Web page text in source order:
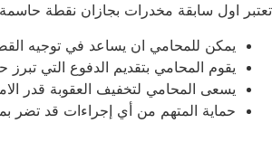
تعتبر اول سابقة مخدرات بجازان نقطة
يمكن للمحامي ان يساعد في توجيه
يقوم المحامي بتقديم الدفوع التي
يسعى المحامي لتخفيف العقوبة قدر
حماية المتهم من أي إجراءات قد تضر